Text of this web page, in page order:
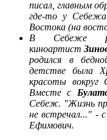
писал, главным
где-то у
Востока (на
В Себеже
киноартист
родился в
детстве была
красоты вокруг
Вместе с
Себеж. "Жизнь
не встречал..." -
Ефимович.